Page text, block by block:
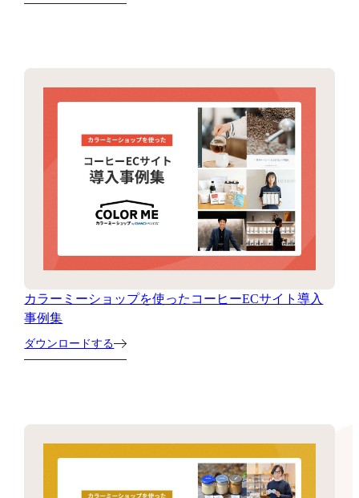
カラーミーショップを使ったコーヒーECサイト導入
事例集
ダウンロードする